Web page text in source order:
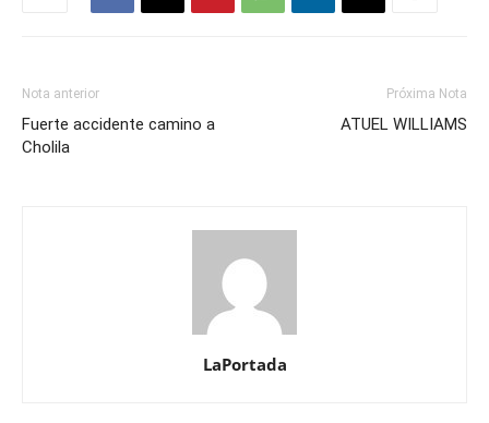
Nota anterior
Fuerte accidente camino a
Cholila
Próxima Nota
ATUEL WILLIAMS
LaPortada